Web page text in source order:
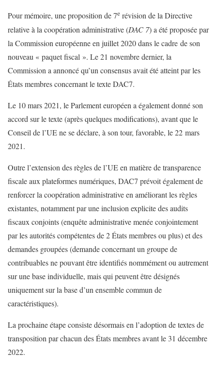
Pour mémoire, une proposition de 7e révision de la Directive
relative à la coopération administrative (DAC 7) a été proposée par
la Commission européenne en juillet 2020 dans le cadre de son
nouveau « paquet fiscal ». Le 21 novembre dernier, la
Commission a annoncé qu’un consensus avait été atteint par les
États membres concernant le texte DAC7.
Le 10 mars 2021, le Parlement européen a également donné son
accord sur le texte (après quelques modifications), avant que le
Conseil de l’UE ne se déclare, à son tour, favorable, le 22 mars
2021.
Outre l’extension des règles de l’UE en matière de transparence
fiscale aux plateformes numériques, DAC7 prévoit également de
renforcer la coopération administrative en améliorant les règles
existantes, notamment par une inclusion explicite des audits
fiscaux conjoints (enquête administrative menée conjointement
par les autorités compétentes de 2 États membres ou plus) et des
demandes groupées (demande concernant un groupe de
contribuables ne pouvant être identifiés nommément ou autrement
sur une base individuelle, mais qui peuvent être désignés
uniquement sur la base d’un ensemble commun de
caractéristiques).
La prochaine étape consiste désormais en l’adoption de textes de
transposition par chacun des États membres avant le 31 décembre
2022.